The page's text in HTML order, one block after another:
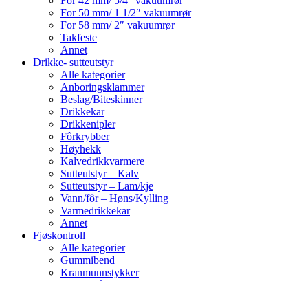
For 50 mm/ 1 1/2″ vakuumrør
For 58 mm/ 2″ vakuumrør
Takfeste
Annet
Drikke- sutteutstyr
Alle kategorier
Anboringsklammer
Beslag/Biteskinner
Drikkekar
Drikkenipler
Fôrkrybber
Høyhekk
Kalvedrikkvarmere
Sutteutstyr – Kalv
Sutteutstyr – Lam/kje
Vann/fôr – Høns/Kylling
Varmedrikkekar
Annet
Fjøskontroll
Alle kategorier
Gummibend
Kranmunnstykker